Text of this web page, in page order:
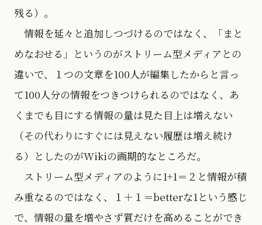
残る）。
情報を延々と追加しつづけるのではなく、「まと
めなおせる」というのがストリーム型メディアとの
違いで、１つの文章を100人が編集したからと言っ
て100人分の情報をつきつけられるのではなく、あ
くまでも目にする情報の量は見た目上は増えない
（その代わりにすぐには見えない履歴は増え続け
る）としたのがWikiの画期的なところだ。
ストリーム型メディアのように1+1＝２と情報が積
み重なるのではなく、１＋１＝betterな1という感じ
で、情報の量を増やさず質だけを高めることができ